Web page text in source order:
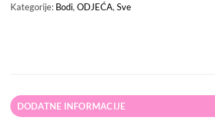
Kategorije: Bodi, ODJEĆA, Sve
DODATNE INFORMACIJE